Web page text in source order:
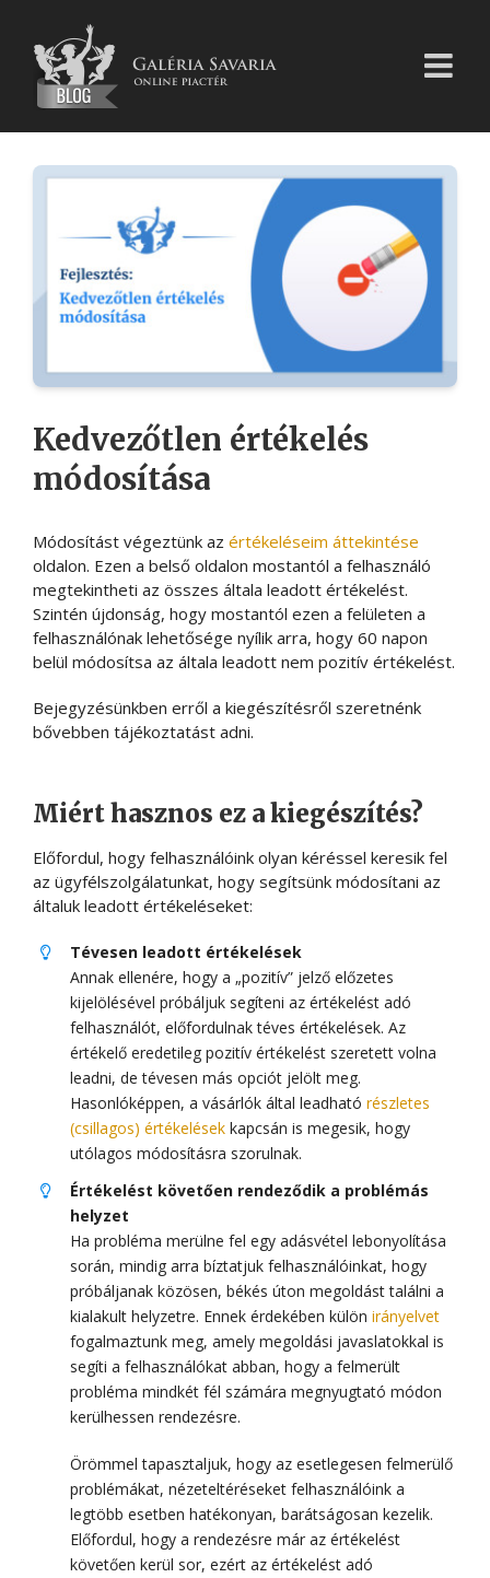
Kedvezőtlen értékelés
módosítása
Módosítást végeztünk az értékeléseim áttekintése
oldalon. Ezen a belső oldalon mostantól a felhasználó
megtekintheti az összes általa leadott értékelést.
Szintén újdonság, hogy mostantól ezen a felületen a
felhasználónak lehetősége nyílik arra, hogy 60 napon
belül módosítsa az általa leadott nem pozitív értékelést.
Bejegyzésünkben erről a kiegészítésről szeretnénk
bővebben tájékoztatást adni.
Miért hasznos ez a kiegészítés?
Előfordul, hogy felhasználóink olyan kéréssel keresik fel
az ügyfélszolgálatunkat, hogy segítsünk módosítani az
általuk leadott értékeléseket:
Tévesen leadott értékelések
Annak ellenére, hogy a „pozitív” jelző előzetes
kijelölésével próbáljuk segíteni az értékelést adó
felhasználót, előfordulnak téves értékelések. Az
értékelő eredetileg pozitív értékelést szeretett volna
leadni, de tévesen más opciót jelölt meg.
Hasonlóképpen, a vásárlók által leadható részletes
(csillagos) értékelésekkapcsán is megesik, hogy
utólagos módosításra szorulnak.
Értékelést követően rendeződik a problémás
helyzet
Ha probléma merülne fel egy adásvétel lebonyolítása
során, mindig arra bíztatjuk felhasználóinkat, hogy
próbáljanak közösen, békés úton megoldást találni a
kialakult helyzetre. Ennek érdekében külön irányelvet
fogalmaztunk meg, amely megoldási javaslatokkal is
segíti a felhasználókat abban, hogy a felmerült
probléma mindkét fél számára megnyugtató módon
kerülhessen rendezésre.
Örömmel tapasztaljuk, hogy az esetlegesen felmerülő
problémákat, nézeteltéréseket felhasználóink a
legtöbb esetben hatékonyan, barátságosan kezelik.
Előfordul, hogy a rendezésre már az értékelést
követően kerül sor, ezért az értékelést adó